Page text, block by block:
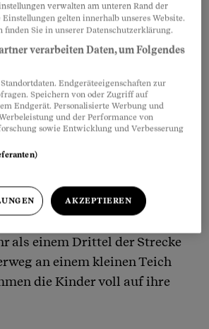
als einem Drittel der Strecke
an einem kleinen Teich
die Kinder voll auf ihre
verwalten am unteren Rand der
gelten innerhalb unseres Website.
finden Sie in unserer Datenschutzerklärung.
verarbeiten Daten, um Folgendes
Endgeräteeigenschaften zur
Speichern von oder Zugriff auf
Endgerät. Personalisierte Werbung und
und der Performance von
sowie Entwicklung und Verbesserung
AKZEPTIEREN